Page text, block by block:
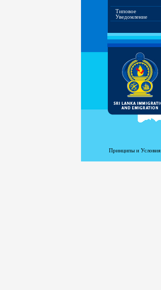
Типовое
Уведомление
Принципы и Условия